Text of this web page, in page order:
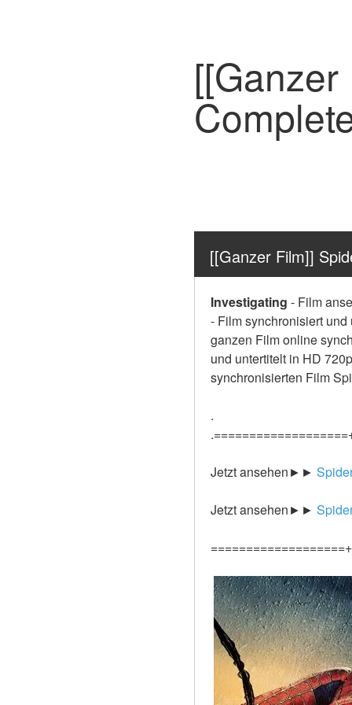
[[Ganzer Film]]
Investigating - Film
- Film synchronisiert
ganzen Film online
und untertitelt in HD
synchronisierten Film
.
Jetzt ansehen►►
Jetzt ansehen►►